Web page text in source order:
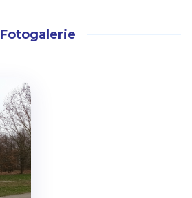
Fotogalerie